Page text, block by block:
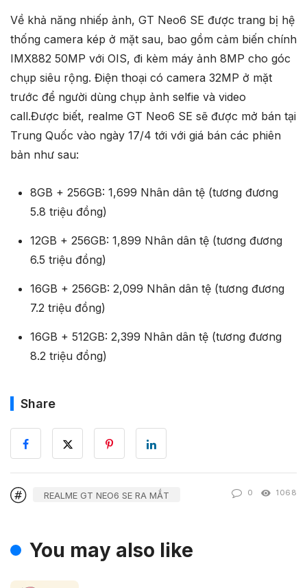
Về khả năng nhiếp ảnh, GT Neo6 SE được trang bị hệ
thống camera kép ở mặt sau, bao gồm cảm biến chính
IMX882 50MP với OIS, đi kèm máy ảnh 8MP cho góc
chụp siêu rộng. Điện thoại có camera 32MP ở mặt
trước để người dùng chụp ảnh selfie và video
call.Được biết, realme GT Neo6 SE sẽ được mở bán tại
Trung Quốc vào ngày 17/4 tới với giá bán các phiên
bản như sau:
8GB + 256GB: 1,699 Nhân dân tệ (tương đương
5.8 triệu đồng)
12GB + 256GB: 1,899 Nhân dân tệ (tương đương
6.5 triệu đồng)
16GB + 256GB: 2,099 Nhân dân tệ (tương đương
7.2 triệu đồng)
16GB + 512GB: 2,399 Nhân dân tệ (tương đương
8.2 triệu đồng)
Share
REALME GT NEO6 SE RA MẮT 0 1068
You may also like